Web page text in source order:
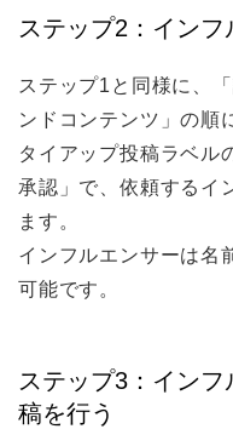
ステップ2：イン
ステップ1と同様に、
ンドコンテンツ」の順
タイアップ投稿ラベル
承認」で、依頼するイ
ます。
インフルエンサーは名
可能です。
ステップ3：イン
稿を行う